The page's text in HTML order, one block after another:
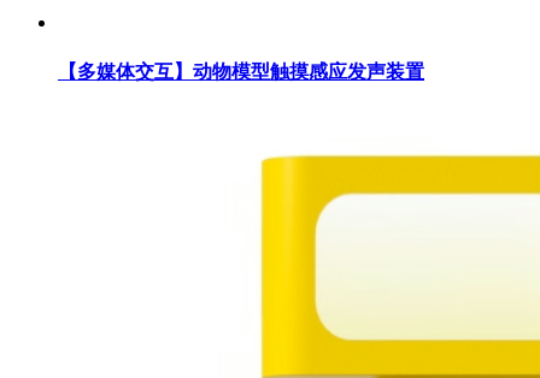
【多媒体交互】动物模型触摸感应发声装置